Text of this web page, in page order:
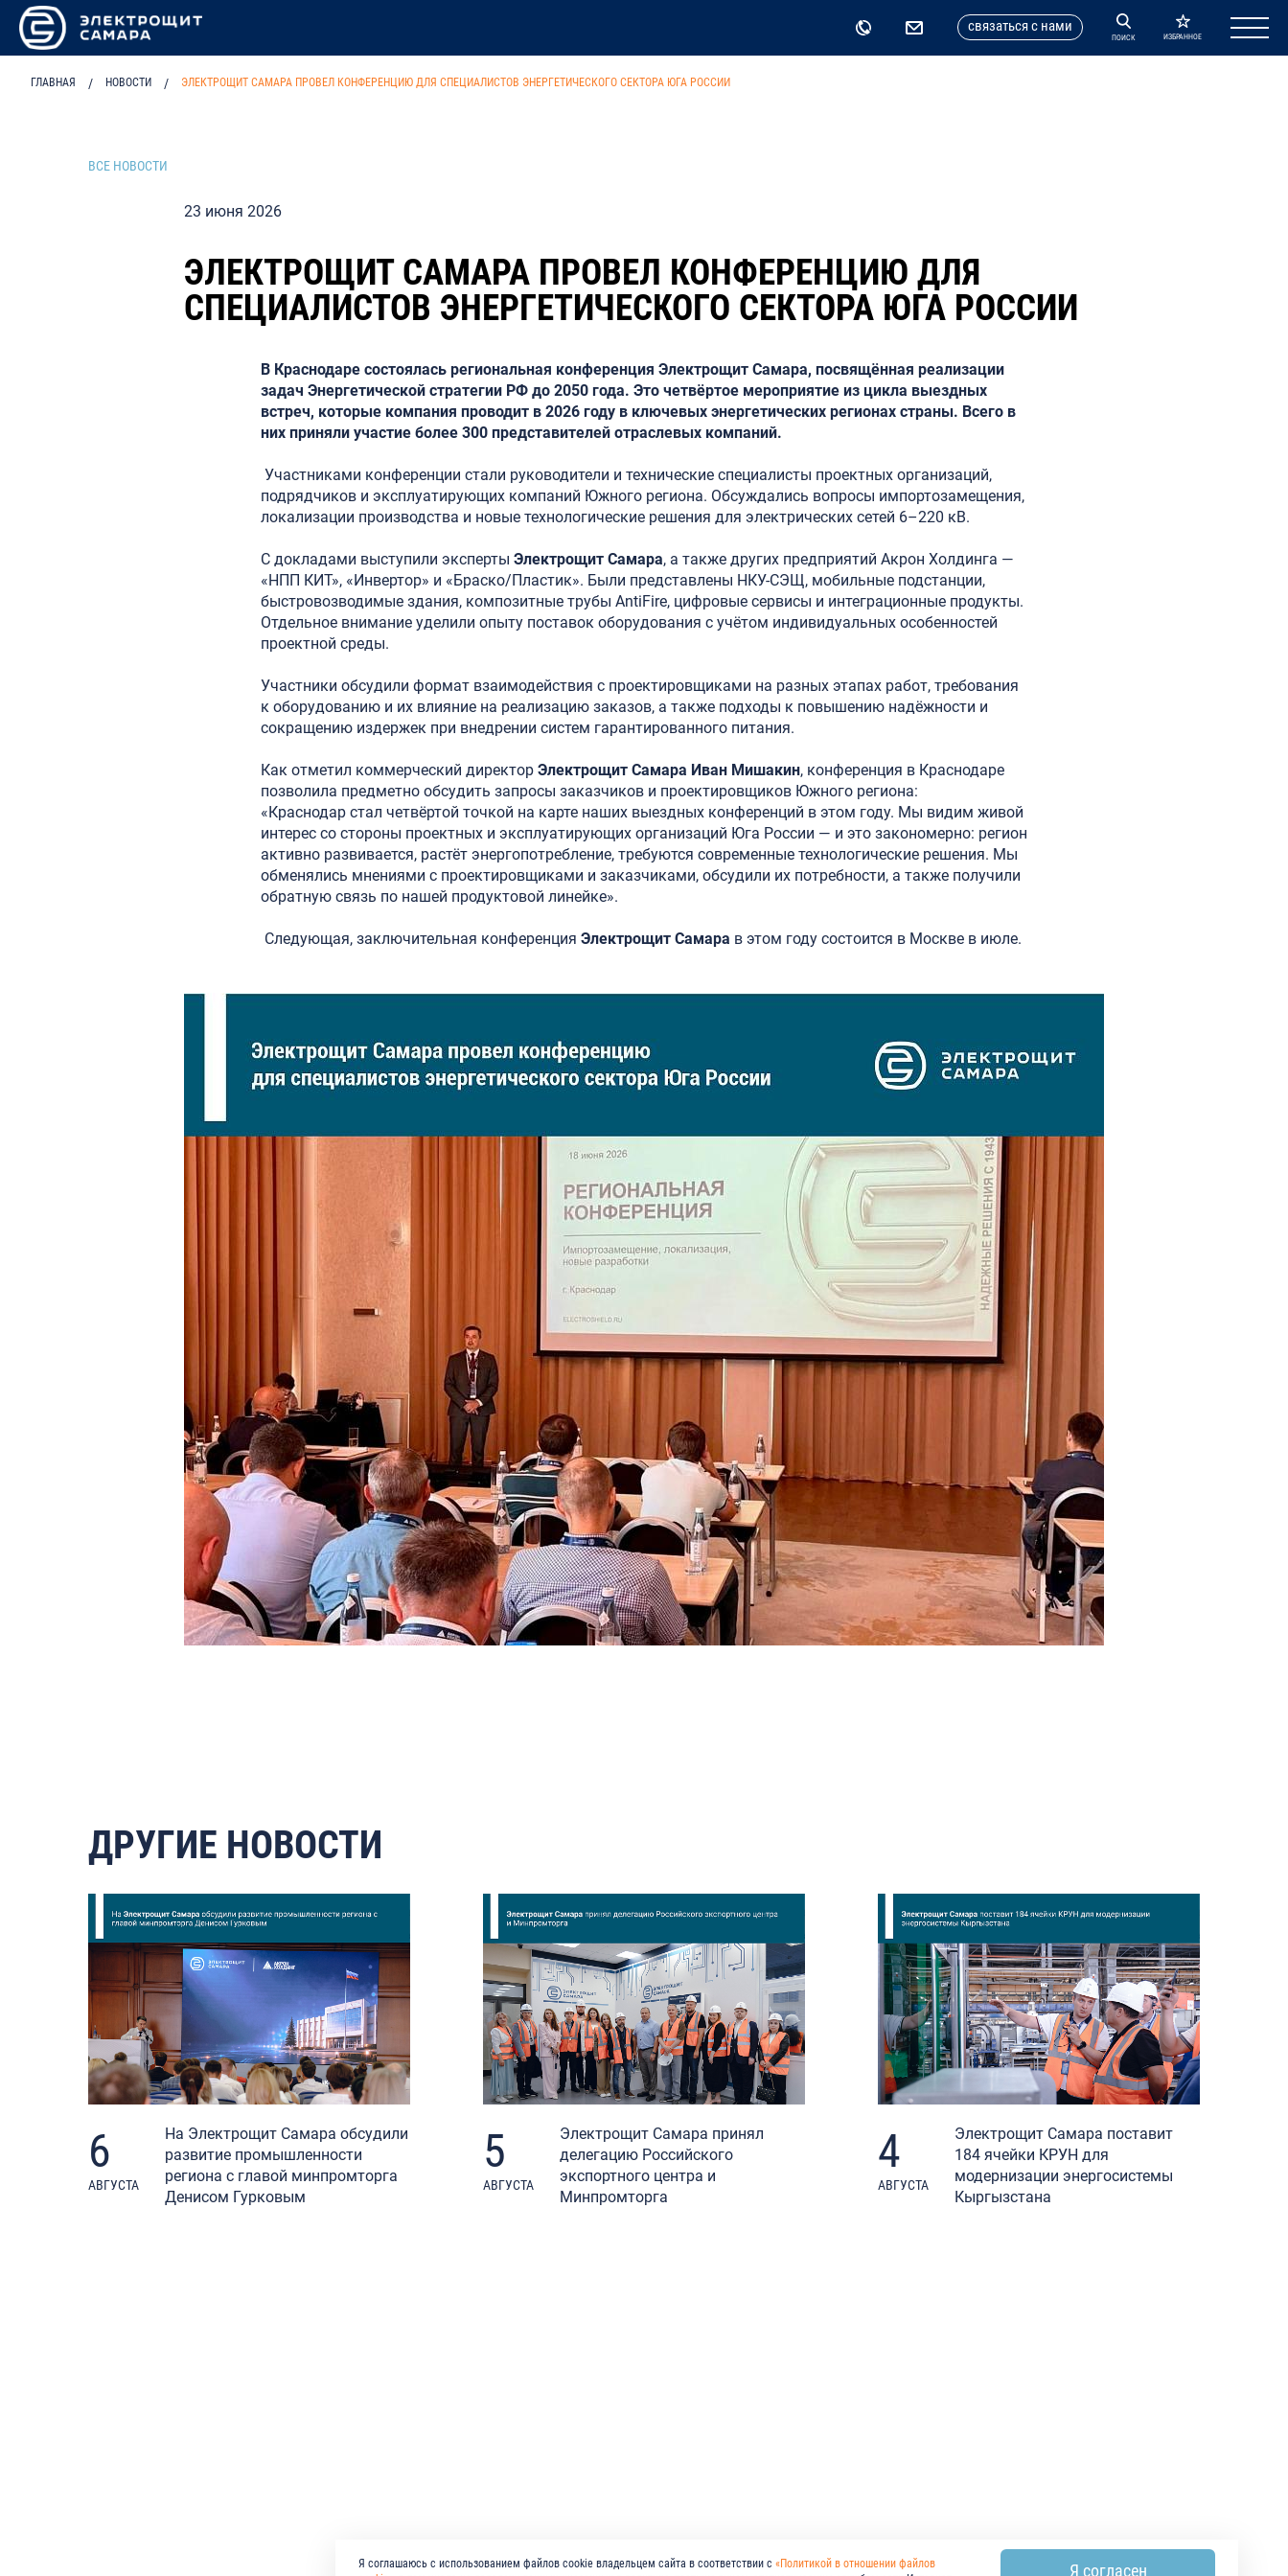
cвязаться с нами
ПОИСК ИЗБРАННОЕ
ГЛАВНАЯ / НОВОСТИ / ЭЛЕКТРОЩИТ САМАРА ПРОВЕЛ КОНФЕРЕНЦИЮ ДЛЯ СПЕЦИАЛИСТОВ ЭНЕРГЕТИЧЕСКОГО СЕКТОРА ЮГА РОССИИ
ВСЕ НОВОСТИ
23 июня 2026
ЭЛЕКТРОЩИТ САМАРА ПРОВЕЛ КОНФЕРЕНЦИЮ ДЛЯ
СПЕЦИАЛИСТОВ ЭНЕРГЕТИЧЕСКОГО СЕКТОРА ЮГА РОССИИ
В Краснодаре состоялась региональная конференция Электрощит Самара, посвящённая реализации
задач Энергетической стратегии РФ до 2050 года. Это четвёртое мероприятие из цикла выездных
встреч, которые компания проводит в 2026 году в ключевых энергетических регионах страны. Всего в
них приняли участие более 300 представителей отраслевых компаний.
Участниками конференции стали руководители и технические специалисты проектных организаций,
подрядчиков и эксплуатирующих компаний Южного региона. Обсуждались вопросы импортозамещения,
локализации производства и новые технологические решения для электрических сетей 6–220 кВ.
С докладами выступили эксперты Электрощит Самара, а также других предприятий Акрон Холдинга —
«НПП КИТ», «Инвертор» и «Браско/Пластик». Были представлены НКУ-СЭЩ, мобильные подстанции,
быстровозводимые здания, композитные трубы AntiFire, цифровые сервисы и интеграционные продукты.
Отдельное внимание уделили опыту поставок оборудования с учётом индивидуальных особенностей
проектной среды.
Участники обсудили формат взаимодействия с проектировщиками на разных этапах работ, требования
к оборудованию и их влияние на реализацию заказов, а также подходы к повышению надёжности и
сокращению издержек при внедрении систем гарантированного питания.
Как отметил коммерческий директор Электрощит Самара Иван Мишакин, конференция в Краснодаре
позволила предметно обсудить запросы заказчиков и проектировщиков Южного региона:
«Краснодар стал четвёртой точкой на карте наших выездных конференций в этом году. Мы видим живой
интерес со стороны проектных и эксплуатирующих организаций Юга России — и это закономерно: регион
активно развивается, растёт энергопотребление, требуются современные технологические решения. Мы
обменялись мнениями с проектировщиками и заказчиками, обсудили их потребности, а также получили
обратную связь по нашей продуктовой линейке».
Следующая, заключительная конференция Электрощит Самара в этом году состоится в Москве в июле.
ДРУГИЕ НОВОСТИ
6
АВГУСТА
На Электрощит Самара обсудили
развитие промышленности
региона с главой минпромторга
Денисом Гурковым
5
АВГУСТА
Электрощит Самара принял
делегацию Российского
экспортного центра и
Минпромторга
4
АВГУСТА
Электрощит Самара поставит
184 ячейки КРУН для
модернизации энергосистемы
Кыргызстана
Я соглашаюсь с использованием файлов cookie владельцем сайта в соответствии с «Политикой в отношении файлов
Я согласен